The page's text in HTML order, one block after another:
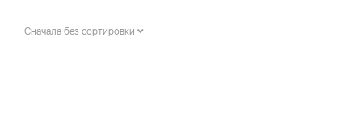
Сначала без сортировки